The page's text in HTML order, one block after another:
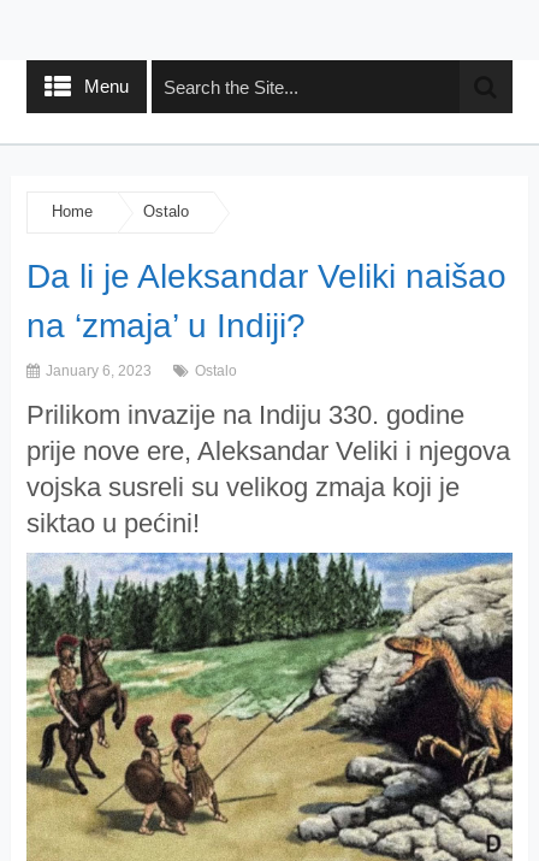
Menu
Home Ostalo
Da li je Aleksandar Veliki naišao
na ‘zmaja’ u Indiji?
January 6, 2023 Ostalo
Prilikom invazije na Indiju 330. godine
prije nove ere, Aleksandar Veliki i njegova
vojska susreli su velikog zmaja koji je
siktao u pećini!